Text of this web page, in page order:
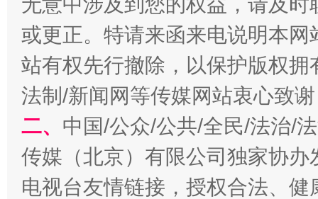
揭开“小金库”的免责幌子
或更正。特请来函来电说明本
站有权先行撤除，以保护版权
法制/新闻网等传媒网站衷心致
二、 中国/公众/公共/全民/法治/
传媒（北京）有限公司独家协
电视台友情链接，授权合法、